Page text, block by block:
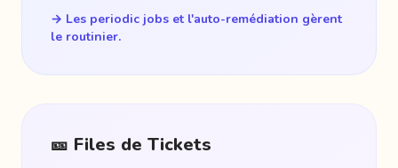
→ Les periodic jobs et l'auto-remédiation gèrent
le routinier.
🎫 Files de Tickets